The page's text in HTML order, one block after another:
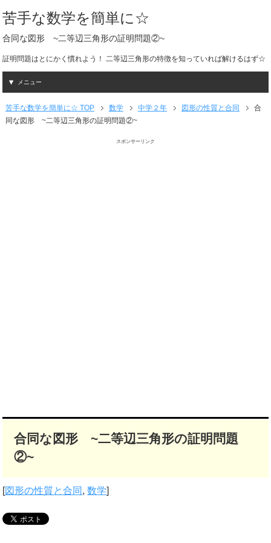
苦手な数学を簡単に☆
合同な図形 ~二等辺三角形の証明問題②~
証明問題はとにかく慣れよう！ 二等辺三角形の特徴を知っていれば解けるはず☆
メニュー
苦手な数学を簡単に☆ TOP 数学 中学２年 図形の性質と合同
合
同な図形 ~二等辺三角形の証明問題②~
スポンサーリンク
合同な図形 ~二等辺三角形の証明問題
②~
[図形の性質と合同 ,数学]